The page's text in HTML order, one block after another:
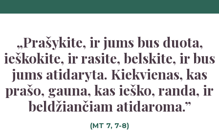
„Prašykite, ir jums bus duota,
ieškokite, ir rasite, belskite, ir bus
jums atidaryta. Kiekvienas, kas
prašo, gauna, kas ieško, randa, ir
beldžiančiam atidaroma.”
(MT 7, 7-8)